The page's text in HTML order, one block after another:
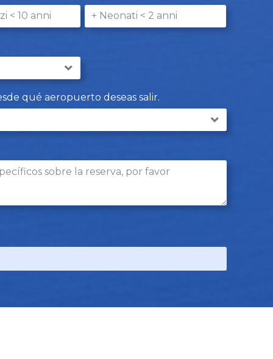
qué aeropuerto deseas salir.